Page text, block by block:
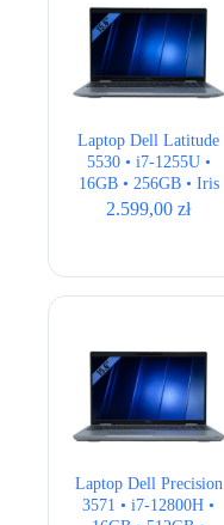
Laptop Dell Latitude
5530 • i7-1255U •
16GB • 256GB • Iris
Xe • 15,6 ” Full HD
2.599,00zł
Laptop Dell Precision
3571 • i7-12800H •